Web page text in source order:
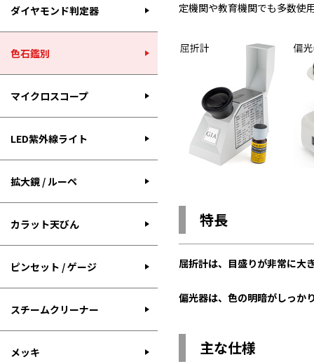
ダイヤモンド判定器
色石鑑別
マイクロスコープ
LED紫外線ライト
拡大鏡 / ルーペ
カラット天びん
ピンセット / ゲージ
スチームクリーナー
メッキ
定機関や教育機関でも多数使
特長
屈折計は、目盛りが非常に大
偏光器は、色の明暗がしっか
主な仕様